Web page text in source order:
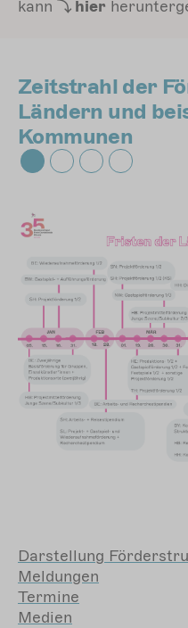
kann hier
Zeitstrahl der
Ländern und
Kommunen
Darstellung
Meldungen
Termine
Medien